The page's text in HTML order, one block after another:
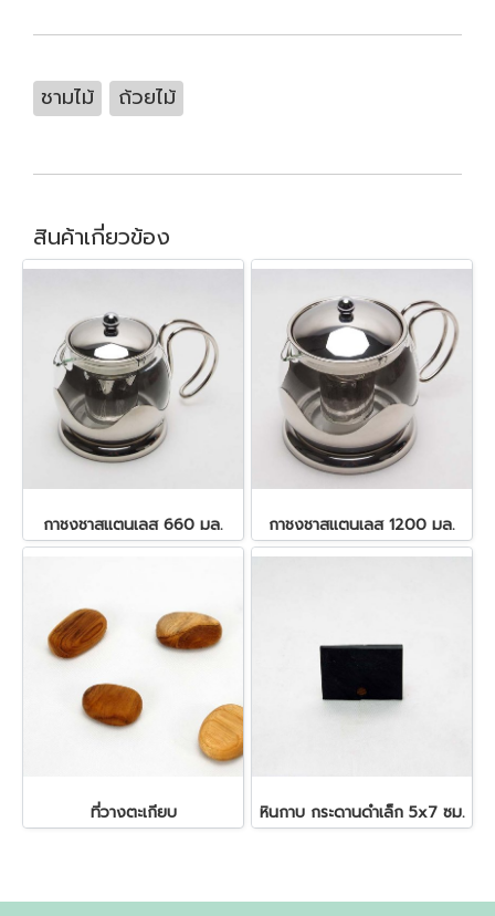
ชามไม้ ถ้วยไม้
สินค้าเกี่ยวข้อง
กาชงชาสแตนเลส 660 มล. กาชงชาสแตนเลส 1200 มล.
ที่วางตะเกียบ หินกาบ กระดานดำเล็ก 5x7 ซม.